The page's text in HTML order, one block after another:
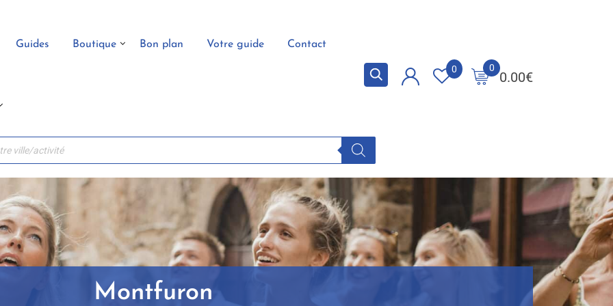
Guides Boutique Bon plan Votre guide Contact
0.00€
0
0
Montfuron